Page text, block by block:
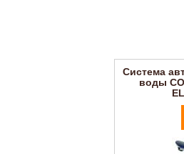
Система
воды